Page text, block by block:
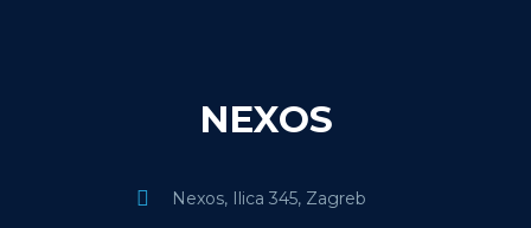
NEXOS
Nexos, Ilica 345, Zagreb